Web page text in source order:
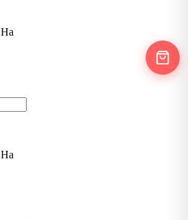
На
На